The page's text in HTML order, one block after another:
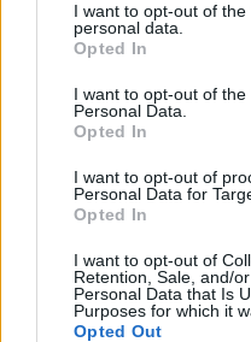
I want to opt-out of
personal data.
Opted In
I want to opt-out of the
Personal Data.
Opted In
I want to opt-out of
Personal Data for
Opted In
I want to opt-out of
Retention, Sale, and/
Personal Data that Is
Purposes for which it
Opted Out
Lille geeft niet op
bod op Gjivai
Been blikt terug op
schaamte voel ik
Calvin Stengs
onzekere
Zoë Livay raakt
Feyenoord na